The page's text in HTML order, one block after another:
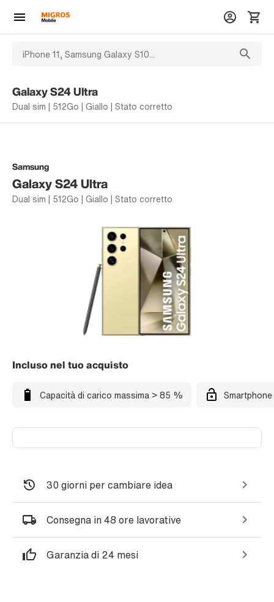
Galaxy S24 Ultra
Dual sim | 512Go | Giallo | Stato corretto
Samsung
Galaxy S24 Ultra
Dual sim | 512Go | Giallo | Stato corretto
Incluso nel tuo acquisto
Capacità di carico massima > 85 %
30 giorni per cambiare idea
Consegna in 48 ore lavorative
Garanzia di 24 mesi